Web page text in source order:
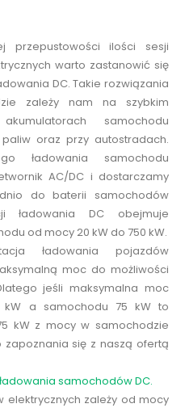
przepustowości ilości sesji
warto zastanowić się
DC. Takie rozwiązania
zależy nam na szybkim
samochodu
oraz przy autostradach.
ładowania samochodu
AC/DC i dostarczamy
do baterii samochodów
ładowania DC obejmuje
od mocy 20 kW do 750 kW.
ładowania pojazdów
moc do możliwości
jeśli maksymalna moc
kW a samochodu 75 kW to
kW z mocy w samochodzie
się z naszą ofertą
samochodów DC.
elektrycznych zależy od mocy